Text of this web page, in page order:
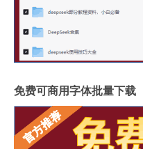
免费可商用字体批量下载